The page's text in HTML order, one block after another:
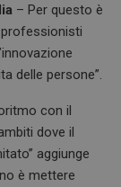
– Per questo è
delle persone”.
con il
dove il
aggiunge
è mettere